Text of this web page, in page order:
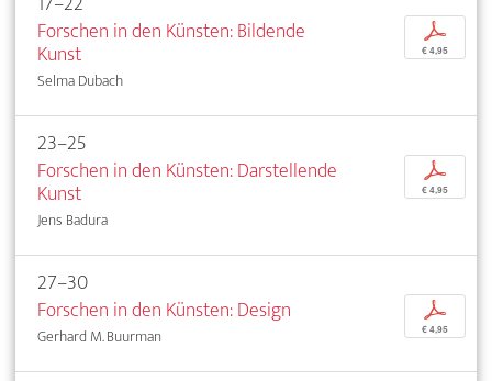
Forschen in den Künsten: Bildende
Kunst
Selma Dubach
p
€ 4,95
23–25
Forschen in den Künsten: Darstellende
Kunst
Jens Badura
p
€ 4,95
27–30
Forschen in den Künsten: Design
Gerhard M. Buurman
p
€ 4,95